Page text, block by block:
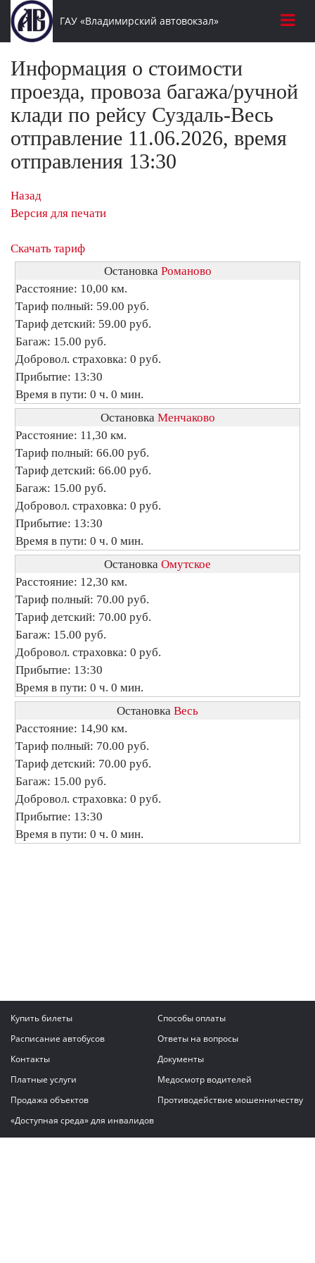
ГАУ «Владимирский автовокзал»
Информация о стоимости
проезда, провоза багажа/ручной
клади по рейсу Суздаль-Весь
отправление 11.06.2026, время
отправления 13:30
Назад
Версия для печати
Скачать тариф
Остановка Романово
Расстояние: 10,00 км.
Тариф полный: 59.00 руб.
Тариф детский: 59.00 руб.
Багаж: 15.00 руб.
Добровол. страховка: 0 руб.
Прибытие: 13:30
Время в пути: 0 ч. 0 мин.
Остановка Менчаково
Расстояние: 11,30 км.
Тариф полный: 66.00 руб.
Тариф детский: 66.00 руб.
Багаж: 15.00 руб.
Добровол. страховка: 0 руб.
Прибытие: 13:30
Время в пути: 0 ч. 0 мин.
Остановка Омутское
Расстояние: 12,30 км.
Тариф полный: 70.00 руб.
Тариф детский: 70.00 руб.
Багаж: 15.00 руб.
Добровол. страховка: 0 руб.
Прибытие: 13:30
Время в пути: 0 ч. 0 мин.
Остановка Весь
Расстояние: 14,90 км.
Тариф полный: 70.00 руб.
Тариф детский: 70.00 руб.
Багаж: 15.00 руб.
Добровол. страховка: 0 руб.
Прибытие: 13:30
Время в пути: 0 ч. 0 мин.
Купить билеты
Способы оплаты
Расписание автобусов
Ответы на вопросы
Контакты
Документы
Платные услуги
Медосмотр водителей
Продажа объектов
Противодействие мошенничеству
«Доступная среда» для инвалидов